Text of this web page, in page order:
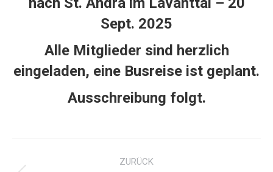
Sept. 2025
Alle Mitglieder sind herzlich
eingeladen, eine Busreise ist geplant.
Ausschreibung folgt.
Kommentarnavigation
ZURÜCK